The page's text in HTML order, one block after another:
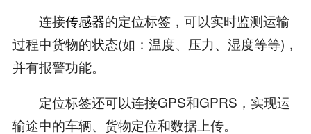
连接传感器的定位标签，可以实时监测运输
过程中货物的状态(如：温度、压力、湿度等等)，
并有报警功能。
定位标签还可以连接GPS和GPRS，实现运
输途中的车辆、货物定位和数据上传。